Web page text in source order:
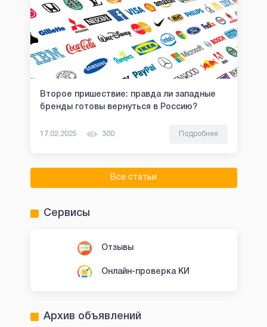
Второе пришествие: правда ли западные
бренды готовы вернуться в Россию?
17.02.2025 300 Подробнее
Все статьи
Сервисы
Отзывы
Онлайн-проверка КИ
Архив объявлений